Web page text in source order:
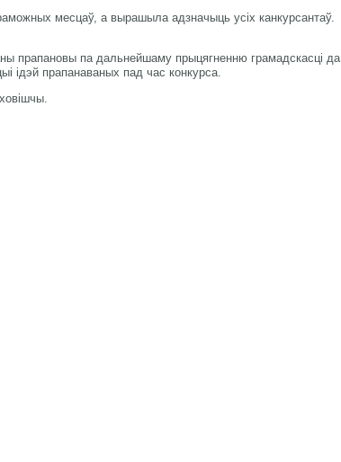
месцаў, а вырашыла адзначыць усіх канкурсантаў.
прапановы па дальнейшаму прыцягненню грамадскасці да
ідэй прапанаваных пад час конкурса.